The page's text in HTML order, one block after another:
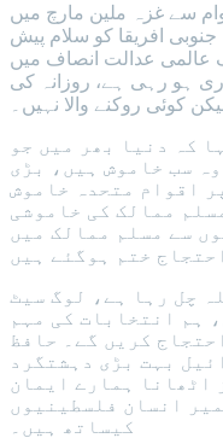
سے غزہ ملین مارچ میں
افریقا کو سلام پیش
عالمی عدالت انصاف میں
ہو رہی ہے، روزانہ کی
کوئی روکنے والا نہیں۔
کہ دنیا بھر میں جو
سب خاموش ہیں، بڑی
اقوام متحدہ خاموش
ممالک کی خاموشی
سے مسلم ممالک میں
چل رہا ہے، لوگ سیٹ
ہم انتخابات کی مہم
کریں گے۔ حافظ
بہت بڑی دہشتگرد
اٹھانا ہمارے ایمان
انسان فلسطینیوں
کیساتھ ہیں۔